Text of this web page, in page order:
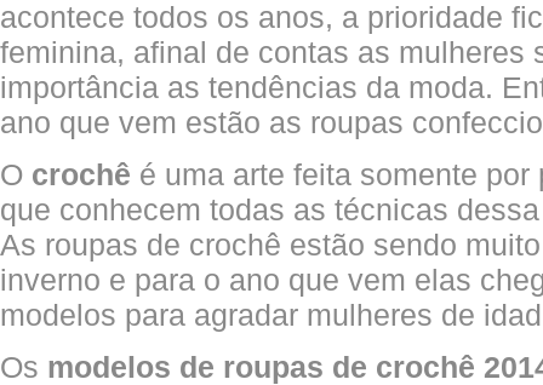
acontece todos os anos, a prioridade
feminina, afinal de contas as mulheres
importância as tendências da moda.
ano que vem estão as roupas
O crochê é uma arte feita somente
que conhecem todas as técnicas
As roupas de crochê estão sendo
inverno e para o ano que vem elas
modelos para agradar mulheres de
Os modelos de roupas de crochê